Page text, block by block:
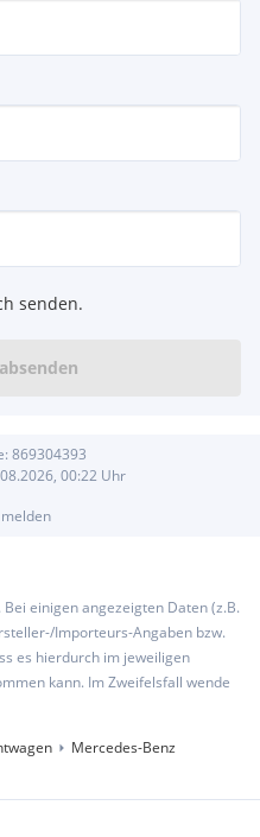
senden.
869304393
00:22 Uhr
einigen angezeigten Daten (z.B.
Importeurs-Angaben bzw.
es hierdurch im jeweiligen
kann. Im Zweifelsfall wende
Mercedes-Benz